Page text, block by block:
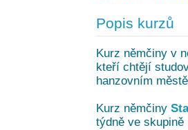
Popis kurzů
Kurz němčiny v
kteří chtějí
hanzovním
Kurz němčiny
týdně ve skupině